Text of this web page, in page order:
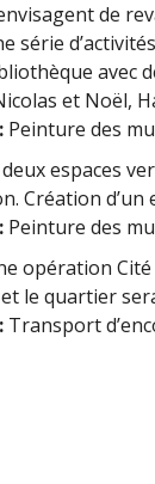
de
série
avec
et Noël,
Peinture des
espaces
Création
Peinture des
opération
le quartier
Transport